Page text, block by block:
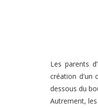
Les parents
création d'un
dessous du
Autrement,